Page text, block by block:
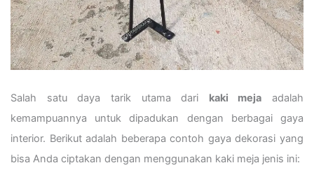
Salah satu daya tarik utama dari kaki meja adalah
kemampuannya untuk dipadukan dengan berbagai gaya
interior. Berikut adalah beberapa contoh gaya dekorasi yang
bisa Anda ciptakan dengan menggunakan kaki meja jenis ini: